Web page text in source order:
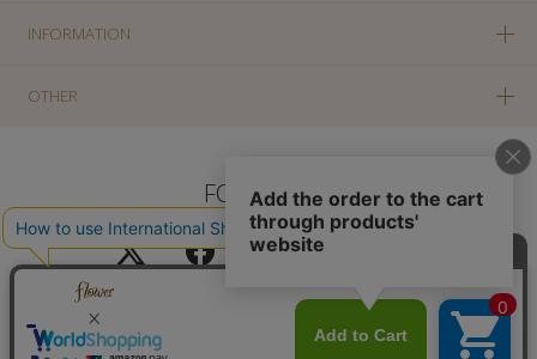
INFORMATION
OTHER
FOLLOW US
PC版に切り替え